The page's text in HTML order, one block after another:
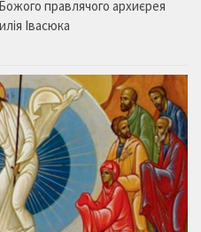
правлячого архиєрея
Івасюка